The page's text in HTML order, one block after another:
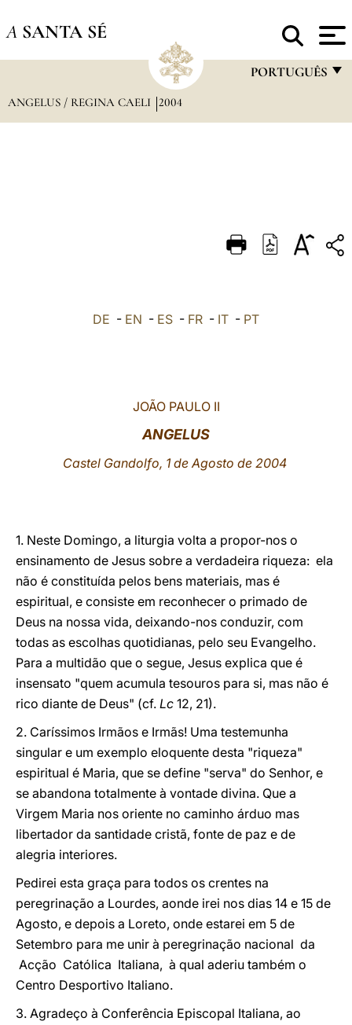
A SANTA SÉ
PORTUGUÊS
DEUTSCH
العربيّة
ANGELUS / REGINA CAELI 2004
DE - EN - ES - FR - IT - PT
JOÃO PAULO II
ANGELUS
Castel Gandolfo, 1 de Agosto de 2004
1. Neste Domingo, a liturgia volta a propor-nos o
ensinamento de Jesus sobre a verdadeira riqueza: ela
não é constituída pelos bens materiais, mas é
espiritual, e consiste em reconhecer o primado de
Deus na nossa vida, deixando-nos conduzir, com
todas as escolhas quotidianas, pelo seu Evangelho.
Para a multidão que o segue, Jesus explica que é
insensato "quem acumula tesouros para si, mas não é
rico diante de Deus" (cf. Lc 12, 21).
2. Caríssimos Irmãos e Irmãs! Uma testemunha
singular e um exemplo eloquente desta "riqueza"
espiritual é Maria, que se define "serva" do Senhor, e
se abandona totalmente à vontade divina. Que a
Virgem Maria nos oriente no caminho árduo mas
libertador da santidade cristã, fonte de paz e de
alegria interiores.
Pedirei esta graça para todos os crentes na
peregrinação a Lourdes, aonde irei nos dias 14 e 15 de
Agosto, e depois a Loreto, onde estarei em 5 de
Setembro para me unir à peregrinação nacional da
Acção Católica Italiana, à qual aderiu também o
Centro Desportivo Italiano.
3. Agradeço à Conferência Episcopal Italiana, ao